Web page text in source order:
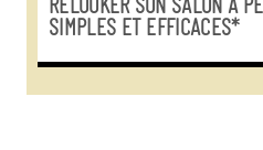
RELOOKER SON SALON À
SIMPLES ET EFFICACES*